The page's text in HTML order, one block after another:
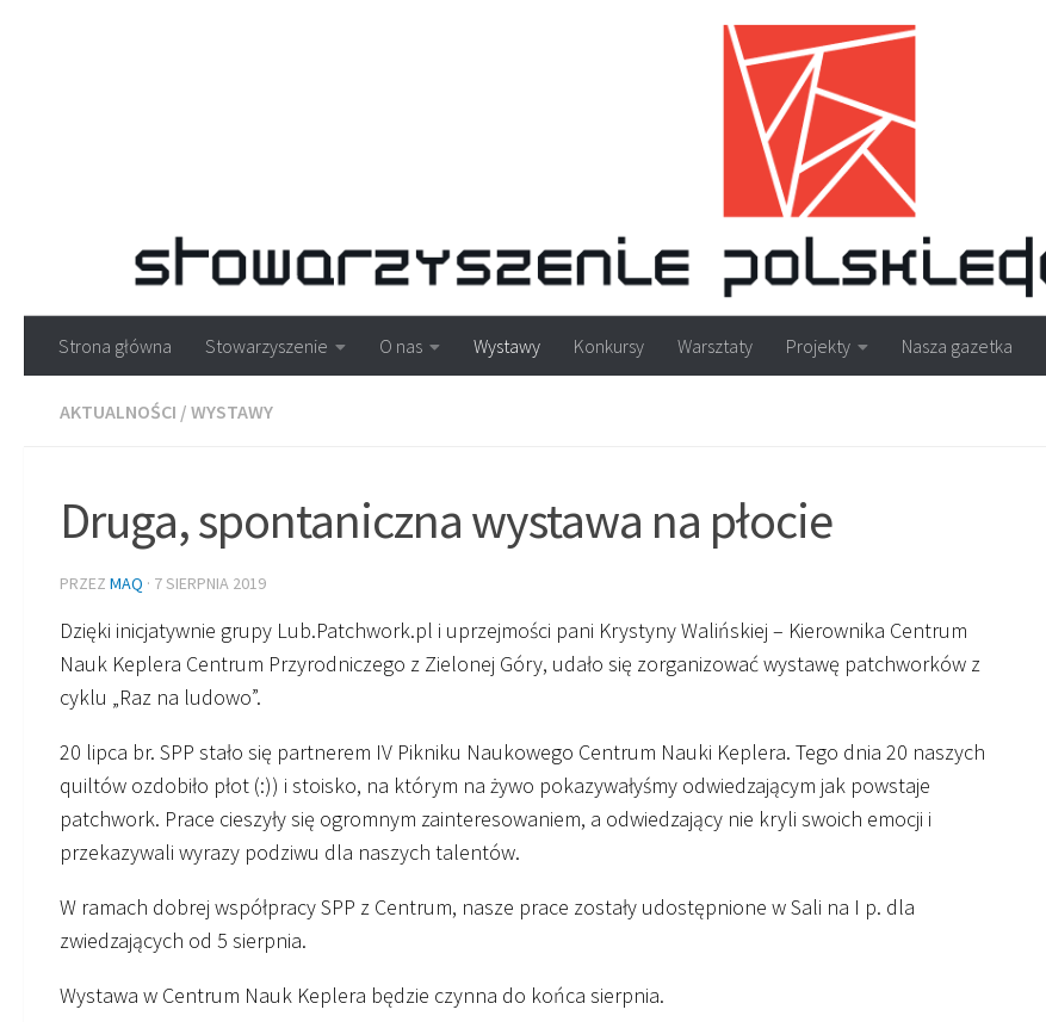
Strona główna Stowarzyszenie O nas Wystawy Konkursy Warsztaty Projekty Nasza gazetka
AKTUALNOŚCI / WYSTAWY
Druga, spontaniczna wystawa na płocie
PRZEZ MAQ · 7 SIERPNIA 2019
Dzięki inicjatywnie grupy Lub.Patchwork.pl i uprzejmości pani Krystyny Walińskiej – Kierownika Centrum
Nauk Keplera Centrum Przyrodniczego z Zielonej Góry, udało się zorganizować wystawę patchworków z
cyklu „Raz na ludowo”.
20 lipca br. SPP stało się partnerem IV Pikniku Naukowego Centrum Nauki Keplera. Tego dnia 20 naszych
quiltów ozdobiło płot (:)) i stoisko, na którym na żywo pokazywałyśmy odwiedzającym jak powstaje
patchwork. Prace cieszyły się ogromnym zainteresowaniem, a odwiedzający nie kryli swoich emocji i
przekazywali wyrazy podziwu dla naszych talentów.
W ramach dobrej współpracy SPP z Centrum, nasze prace zostały udostępnione w Sali na I p. dla
zwiedzających od 5 sierpnia.
Wystawa w Centrum Nauk Keplera będzie czynna do końca sierpnia.